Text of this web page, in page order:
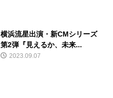
横浜流星出演・新CMシリーズ
第2弾『見えるか、未来...
2023.09.07